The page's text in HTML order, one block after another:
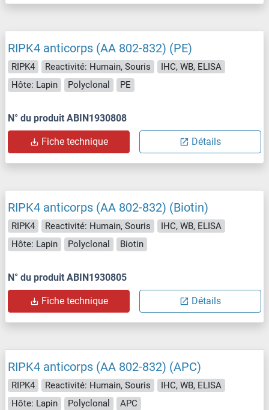
RIPK4 anticorps (AA 802-832) (PE)
RIPK4 Reactivité: Humain, Souris
IHC, WB, ELISA
Hôte: Lapin
Polyclonal PE
N° du produit ABIN1930808
Fiche technique Détails
RIPK4 anticorps (AA 802-832) (Biotin)
RIPK4 Reactivité: Humain, Souris
IHC, WB, ELISA
Hôte: Lapin
Polyclonal Biotin
N° du produit ABIN1930805
Fiche technique Détails
RIPK4 anticorps (AA 802-832) (APC)
RIPK4 Reactivité: Humain, Souris
IHC, WB, ELISA
Hôte: Lapin
Polyclonal APC